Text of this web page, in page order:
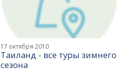
17 октября 2010
Таиланд - все туры зимнего
сезона